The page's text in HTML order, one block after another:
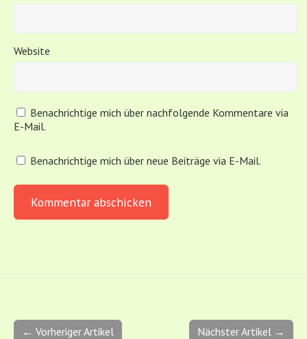
Website
Benachrichtige mich über nachfolgende Kommentare via
E-Mail.
Benachrichtige mich über neue Beiträge via E-Mail.
Nächster Artikel →
← Vorheriger Artikel